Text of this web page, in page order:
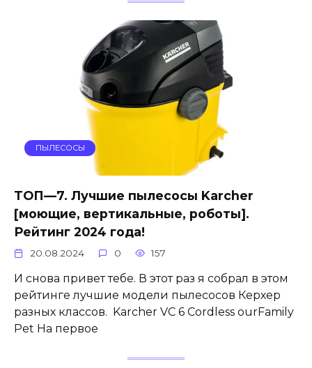
ПЫЛЕСОСЫ
ТОП—7. Лучшие пылесосы Karcher
[моющие, вертикальные, роботы].
Рейтинг 2024 года!
20.08.2024 0 157
И снова привет тебе. В этот раз я собрал в этом
рейтинге лучшие модели пылесосов Керхер
разных классов. Karcher VC 6 Cordless ourFamily
Pet На первое